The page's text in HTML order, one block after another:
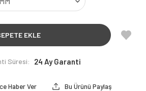
EKLE
Süresi: 24 Ay Garanti
Haber Ver Bu Ürünü Paylaş